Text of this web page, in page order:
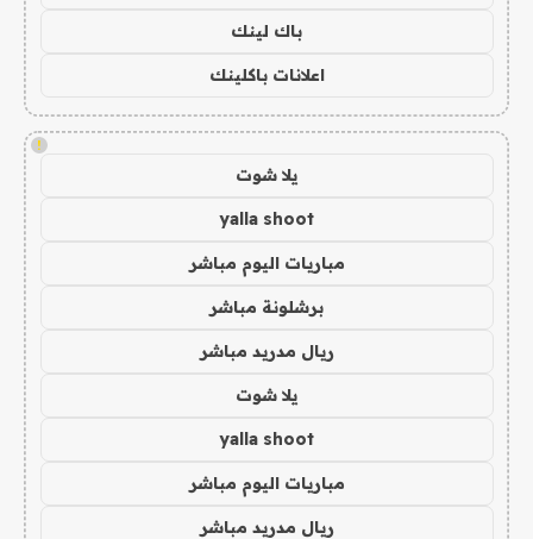
باك لينك
اعلانات باكلينك
!
يلا شوت
yalla shoot
مباريات اليوم مباشر
برشلونة مباشر
ريال مدريد مباشر
يلا شوت
yalla shoot
مباريات اليوم مباشر
ريال مدريد مباشر